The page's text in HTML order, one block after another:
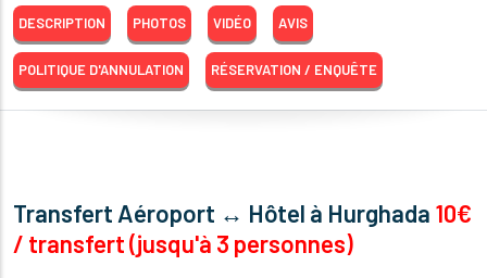
DESCRIPTION PHOTOS VIDÉO AVIS
POLITIQUE D'ANNULATION RÉSERVATION / ENQUÊTE
Transfert Aéroport ↔️ Hôtel à Hurghada 10€
/ transfert (jusqu'à 3 personnes)